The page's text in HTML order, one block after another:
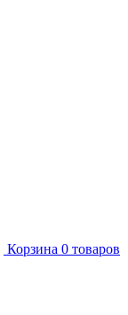
Корзина 0 товаров